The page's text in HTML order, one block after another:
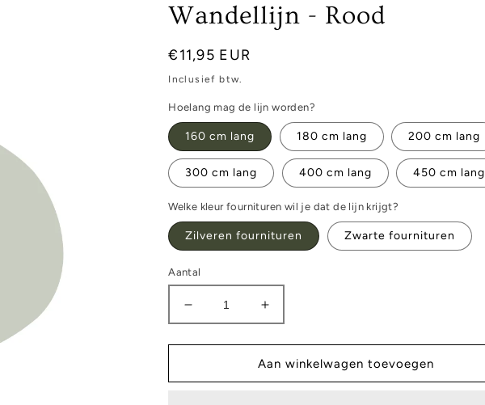
Wandellijn - Rood
Normale
prijs
€11,95 EUR
Inclusief btw.
Hoelang mag de lijn worden?
160 cm lang 180 cm lang 200 cm lang
300 cm lang 400 cm lang 450 cm lang
Welke kleur fournituren wil je dat de lijn krijgt?
Zilveren fournituren Zwarte fournituren
Aantal
Aantal
verlagen
voor
-
Aantal
verhogen
voor
Wandellijn
-
Aan winkelwagen toevoegen